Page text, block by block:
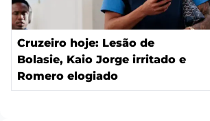
Cruzeiro hoje: Lesão de
Bolasie, Kaio Jorge irritado e
Romero elogiado